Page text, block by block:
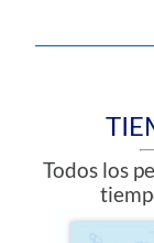
Todos los